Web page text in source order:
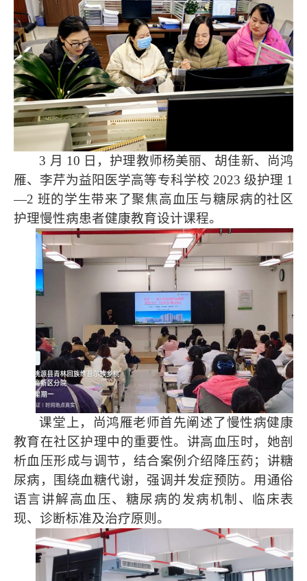
3 月 10 日，护理教师杨美丽、胡佳新、尚鸿
雁、李芹为益阳医学高等专科学校 2023 级护理 1
—2 班的学生带来了聚焦高血压与糖尿病的社区
护理慢性病患者健康教育设计课程。
课堂上，尚鸿雁老师首先阐述了慢性病健康
教育在社区护理中的重要性。讲高血压时，她剖
析血压形成与调节，结合案例介绍降压药；讲糖
尿病，围绕血糖代谢，强调并发症预防。用通俗
语言讲解高血压、糖尿病的发病机制、临床表
现、诊断标准及治疗原则。